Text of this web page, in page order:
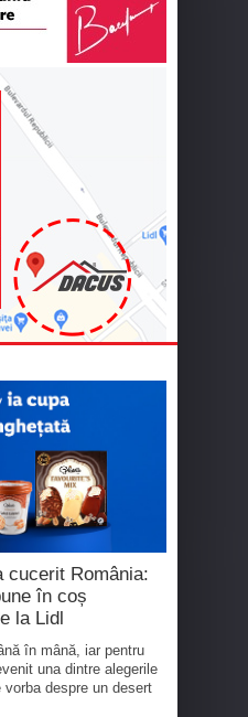
cucerit România:
în coș
la Lidl
în mână, iar pentru
una dintre alegerile
despre un desert